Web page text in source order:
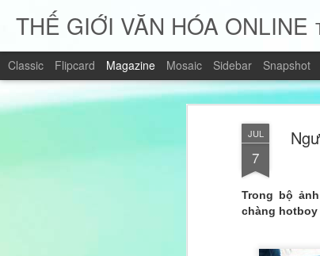
JUL
7
Trong bộ
chàng
THẾ GIỚI VĂN HÓA ONLINE
Classic Flipcard Magazine Mosaic Sidebar Snapshot